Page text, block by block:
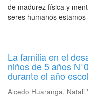
de madurez física y
seres humanos estamos
La familia en el
niños de 5 años
durante el año
Alcedo Huaranga, Natali